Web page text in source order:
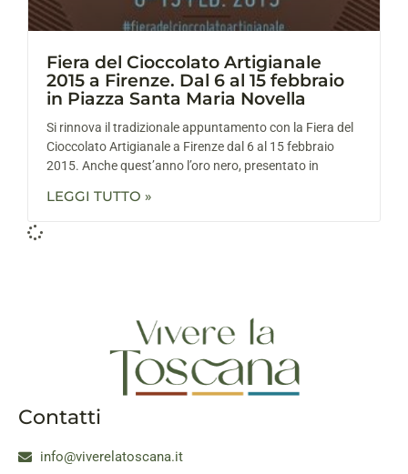
Fiera del Cioccolato Artigianale
2015 a Firenze. Dal 6 al 15 febbraio
in Piazza Santa Maria Novella
Si rinnova il tradizionale appuntamento con la Fiera del
Cioccolato Artigianale a Firenze dal 6 al 15 febbraio
2015. Anche quest’anno l’oro nero, presentato in
LEGGI TUTTO »
Contatti
info@viverelatoscana.it